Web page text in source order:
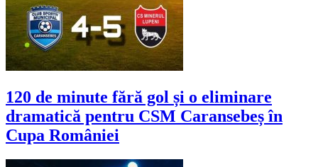
120 de minute fără gol și o eliminare
dramatică pentru CSM Caransebeș în
Cupa României